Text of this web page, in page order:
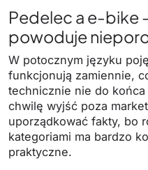
Pedelec a e-bike
powoduje
W potocznym języku
funkcjonują zamiennie,
technicznie nie do
chwilę wyjść poza
uporządkować fakty, bo
kategoriami ma bardzo
praktyczne.